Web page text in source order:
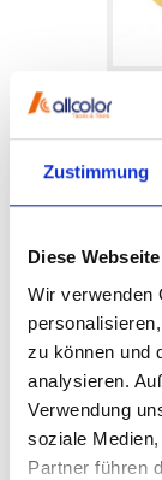
Zustimmung
Diese
Wir verwenden
zu können und
analysieren.
Verwendung
soziale
Partner führen
Messe-